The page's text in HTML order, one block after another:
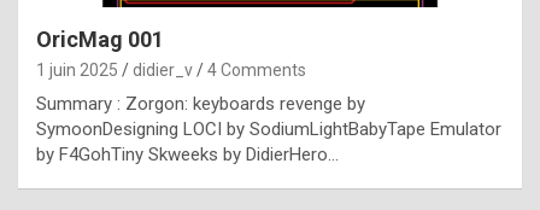
y
l
e
x
OricMag 001
1 juin 2025 didier_v 4 Comments
Summary : Zorgon: keyboards revenge by
SymoonDesigning LOCI by SodiumLightBabyTape Emulator
by F4GohTiny Skweeks by DidierHero…